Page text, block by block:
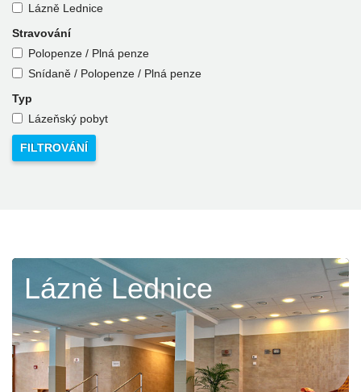
Lázně Lednice
Stravování
Polopenze / Plná penze
Snídaně / Polopenze / Plná penze
Typ
Lázeňský pobyt
Lázně Lednice